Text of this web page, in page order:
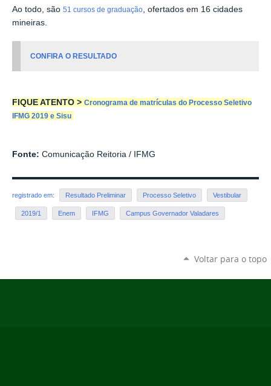
Ao todo, são 51 cursos de graduação , ofertados em 16 cidades
mineiras.
CONFIRA O RESULTADO
FIQUE ATENTO > Cronograma de matrículas do Processo Seletivo
IFMG 2019 e Sisu
Fonte: Comunicação Reitoria / IFMG
registrado em: Resultado Preliminar Processo Seletivo Vestibular
2019/1 Enem IFMG Campus Governador Valadares
Voltar para o topo